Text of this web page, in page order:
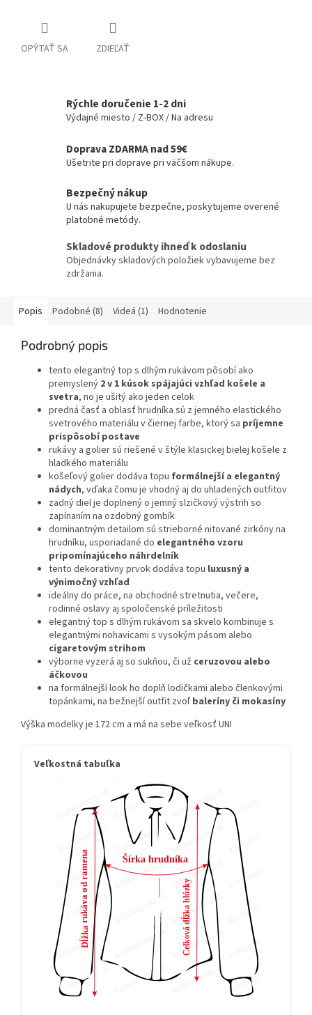
OPÝTAŤ SA ZDIEĽAŤ
Rýchle doručenie 1-2 dni
Výdajné miesto / Z-BOX / Na adresu
Doprava ZDARMA nad 59€
Ušetrite pri doprave pri väčšom nákupe.
Bezpečný nákup
U nás nakupujete bezpečne, poskytujeme overené
platobné metódy.
Skladové produkty ihneď k odoslaniu
Objednávky skladových položiek vybavujeme bez
zdržania.
Popis Podobné (8) Videá (1) Hodnotenie
Podrobný popis
tento elegantný top s dlhým rukávom pôsobí ako
premyslený 2 v 1 kúsok spájajúci vzhľad košele a
svetra, no je ušitý ako jeden celok
predná časť a oblasť hrudníka sú z jemného elastického
svetrového materiálu v čiernej farbe, ktorý sa príjemne
prispôsobí postave
rukávy a golier sú riešené v štýle klasickej bielej košele z
hladkého materiálu
košeľový golier dodáva topu formálnejší a elegantný
nádych, vďaka čomu je vhodný aj do uhladených outfitov
zadný diel je doplnený o jemný slzičkový výstrih so
zapínaním na ozdobný gombík
dominantným detailom sú strieborné nitované zirkóny na
hrudníku, usporiadané do elegantného vzoru
pripomínajúceho náhrdelník
tento dekoratívny prvok dodáva topu luxusný a
výnimočný vzhľad
ideálny do práce, na obchodné stretnutia, večere,
rodinné oslavy aj spoločenské príležitosti
elegantný top s dlhým rukávom sa skvelo kombinuje s
elegantnými nohavicami s vysokým pásom alebo
cigaretovým strihom
výborne vyzerá aj so sukňou, či už ceruzovou alebo
áčkovou
na formálnejší look ho doplň lodičkami alebo členkovými
topánkami, na bežnejší outfit zvoľ baleríny či mokasíny
Výška modelky je 172 cm a má na sebe veľkosť UNI
Veľkostná tabuľka